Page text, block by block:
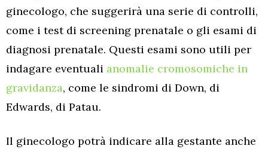
ginecologo, che suggerirà una serie di controlli,
come i test di screening prenatale o gli esami di
diagnosi prenatale. Questi esami sono utili per
indagare eventuali anomalie cromosomiche in
gravidanza, come le sindromi di Down, di
Edwards, di Patau.
Il ginecologo potrà indicare alla gestante anche